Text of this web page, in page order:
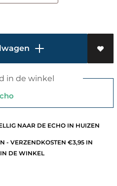
in de winkel
NAAR DE ECHO IN HUIZEN
- VERZENDKOSTEN €3,95 IN
DE WINKEL